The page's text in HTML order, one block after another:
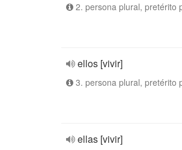
2. persona plural, pretérito
ellos [vivir]
3. persona plural, pretérito
ellas [vivir]